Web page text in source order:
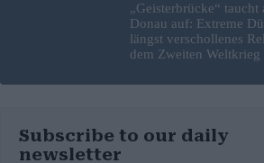
„Geisterbrücke“ taucht
Donau auf: Extreme
längst verschollenes
dem Zweiten Weltkrieg
Subscribe to our daily
newsletter